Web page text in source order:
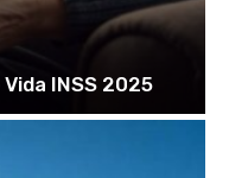
INSS 2025